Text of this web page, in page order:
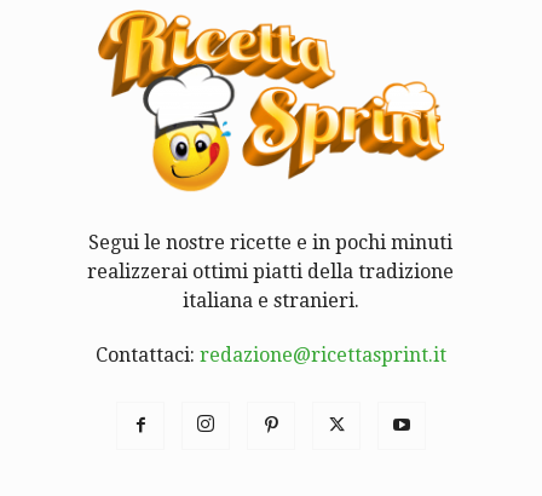
Segui le nostre ricette e in pochi minuti
realizzerai ottimi piatti della tradizione
italiana e stranieri.
Contattaci: redazione@ricettasprint.it